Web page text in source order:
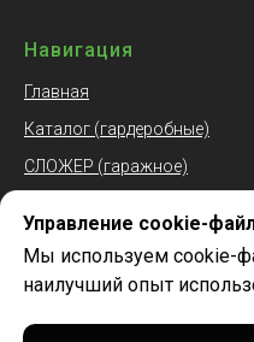
Навигация
Главная
Каталог (гардеробные)
СЛОЖЕР (гаражное)
Контакты
Управление cookie-
Мы используем cookie-
наилучший опыт